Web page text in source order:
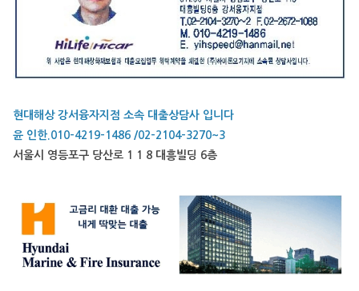
현대해상 강서융자지점 소속 대출상담사 입니다
윤 인한.010-4219-1486 /02-2104-3270~3
서울시 영등포구 당산로 1 1 8 대흥빌딩 6층